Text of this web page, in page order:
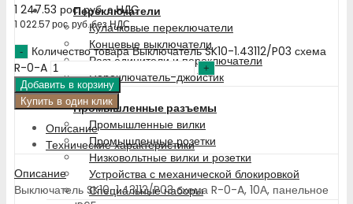
Переключатели
Кулачковые переключатели
Концевые выключатели
Разъединители и переключатели
Переключатель-джойстик
Промышленные разъемы
Промышленные вилки
Промышленные розетки
Низковольтные вилки и розетки
Устройства с механической блокировкой
Специальные наборы
1 247.53 рос. руб.с НДС
1 022.57рос. руб.без НДС
Количество товара Выключатель SK10-1.43112/P03 схема
R-0-A
Добавить в корзину
Купить в один клик
Описание
Технические характеристики
Описание
Выключатель SK10-1.43112/P03 схема R-0-A, 10А, панельное